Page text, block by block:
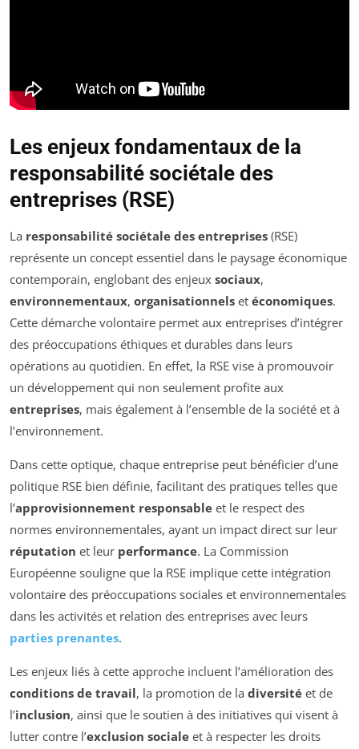
Les enjeux fondamentaux de la
responsabilité sociétale des
entreprises (RSE)
La responsabilité sociétale des entreprises (RSE)
représente un concept essentiel dans le paysage économique
contemporain, englobant des enjeux sociaux,
environnementaux, organisationnels et économiques.
Cette démarche volontaire permet aux entreprises d’intégrer
des préoccupations éthiques et durables dans leurs
opérations au quotidien. En effet, la RSE vise à promouvoir
un développement qui non seulement profite aux
entreprises, mais également à l’ensemble de la société et à
l’environnement.
Dans cette optique, chaque entreprise peut bénéficier d’une
politique RSE bien définie, facilitant des pratiques telles que
l’approvisionnement responsable et le respect des
normes environnementales, ayant un impact direct sur leur
réputation et leur performance. La Commission
Européenne souligne que la RSE implique cette intégration
volontaire des préoccupations sociales et environnementales
dans les activités et relation des entreprises avec leurs
parties prenantes.
Les enjeux liés à cette approche incluent l’amélioration des
conditions de travail, la promotion de la diversité et de
l’inclusion, ainsi que le soutien à des initiatives qui visent à
lutter contre l’exclusion sociale et à respecter les droits